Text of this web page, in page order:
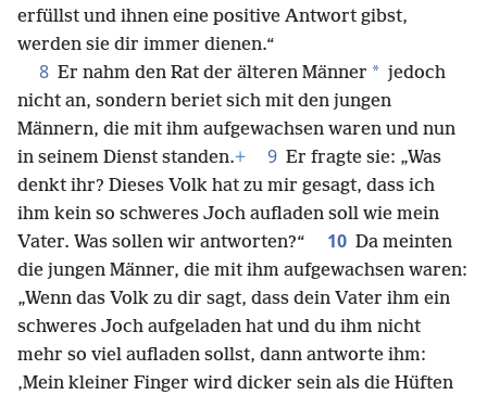
erfüllst und ihnen eine positive Antwort gibst,
werden sie dir immer dienen.“
8 Er nahm den Rat der älteren Männer * jedoch
nicht an, sondern beriet sich mit den jungen
Männern, die mit ihm aufgewachsen waren und nun
in seinem Dienst standen.+ 9 Er fragte sie: „Was
denkt ihr? Dieses Volk hat zu mir gesagt, dass ich
ihm kein so schweres Joch aufladen soll wie mein
Vater. Was sollen wir antworten?“
10 Da meinten
die jungen Männer, die mit ihm aufgewachsen waren:
„Wenn das Volk zu dir sagt, dass dein Vater ihm ein
schweres Joch aufgeladen hat und du ihm nicht
mehr so viel aufladen sollst, dann antworte ihm:
‚Mein kleiner Finger wird dicker sein als die Hüften